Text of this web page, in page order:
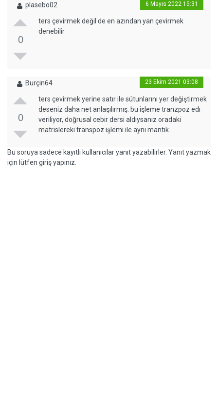
plasebo02 6 Mayıs 2022 15:31
0
ters çevirmek değil de en azından yan çevirmek
denebilir
Burçin64 23 Ekim 2021 03:08
0
ters çevirmek yerine satır ile sütunlarını yer değiştirmek
deseniz daha net anlaşılırmış. bu işleme tranzpoz edı
veriliyor, doğrusal cebir dersi aldıysanız oradaki
matrislereki transpoz işlemi ile aynı mantık.
Bu soruya sadece kayıtlı kullanıcılar yanıt yazabilirler. Yanıt yazmak
için lütfen giriş yapınız.